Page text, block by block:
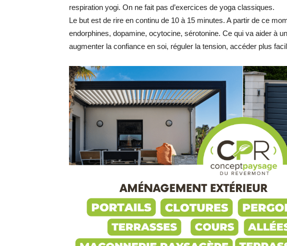
respiration yogi. On ne fait pas d’exercices de yoga classiques.
Le but est de rire en continu de 10 à 15 minutes. A partir de ce
endorphines, dopamine, ocytocine, sérotonine. Ce qui va aider à
augmenter la confiance en soi, réguler la tension, accéder plus